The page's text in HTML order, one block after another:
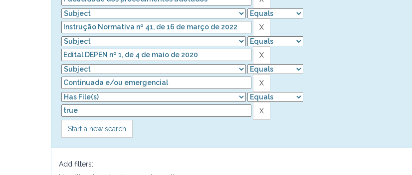
Start a new search
Add filters: